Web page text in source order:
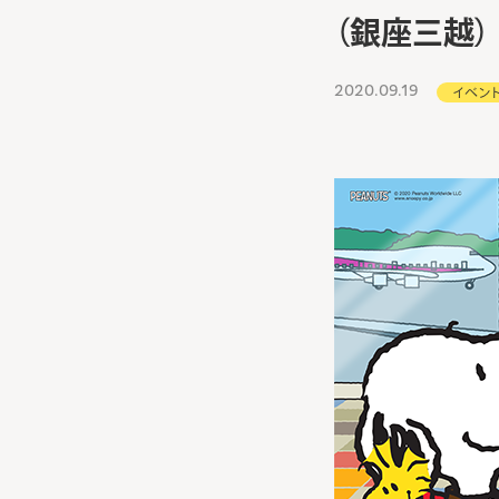
（銀座三越）
2020.09.19 イベン